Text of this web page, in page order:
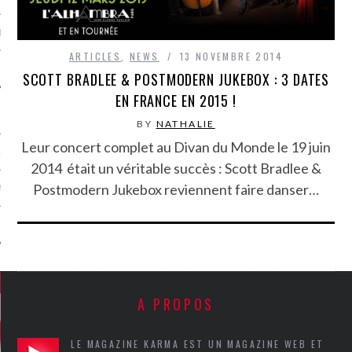
ARTICLES ,NEWS 13 NOVEMBRE 2014
SCOTT BRADLEE & POSTMODERN JUKEBOX : 3 DATES
EN FRANCE EN 2015 !
BY NATHALIE
Leur concert complet au Divan du Monde le 19 juin
2014 était un véritable succès : Scott Bradlee &
Postmodern Jukebox reviennent faire danser…
A PROPOS
LE MAGAZINE KARMA EST UN MAGAZINE WEB ET